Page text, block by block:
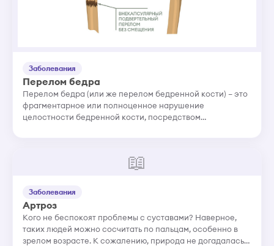
Заболевания
Перелом бедра
Перелом бедра (или же перелом бедренной кости) – это
фрагментарное или полноценное нарушение
целостности бедренной кости, посредством
📖
Заболевания
Артроз
Кого не беспокоят проблемы с суставами? Наверное,
таких людей можно сосчитать по пальцам, особенно в
зрелом возрасте. К сожалению, природа не догадалась